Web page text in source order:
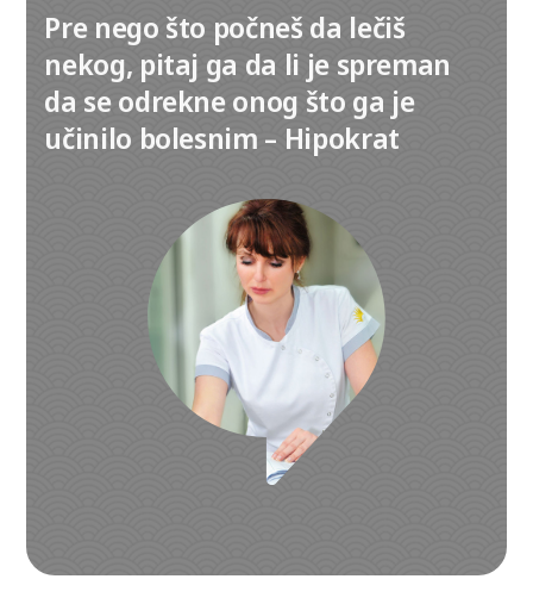
Pre nego što počneš da lečiš
nekog, pitaj ga da li je spreman
da se odrekne onog što ga je
učinilo bolesnim – Hipokrat
Izaberite kontakt telefon:
+381 (0)69 22 74 312